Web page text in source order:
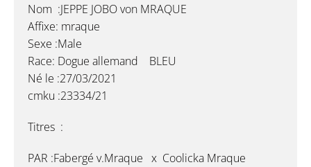
Nom :JEPPE JOBO von MRAQUE
Affixe: mraque
Sexe :Male
Race: Dogue allemand BLEU
Né le :27/03/2021
cmku :23334/21
Titres :
PAR :Fabergé v.Mraque x Coolicka Mraque